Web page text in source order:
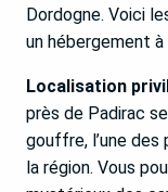
Dordogne. Voici
un hébergement
Localisation
près de Padirac
gouffre, l’une
la région. Vous